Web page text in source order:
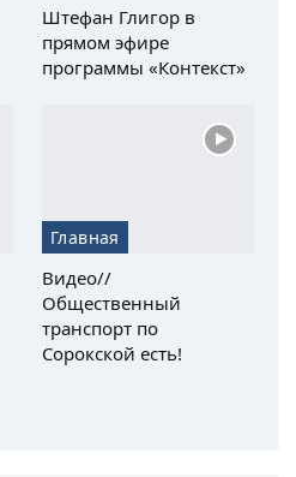
Штефан Глигор в
прямом эфире
программы «Контекст»
Главная
Видео//
Общественный
транспорт по
Сорокской есть!